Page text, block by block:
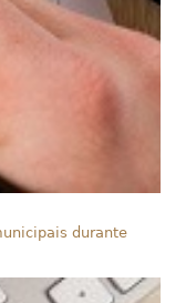
durante